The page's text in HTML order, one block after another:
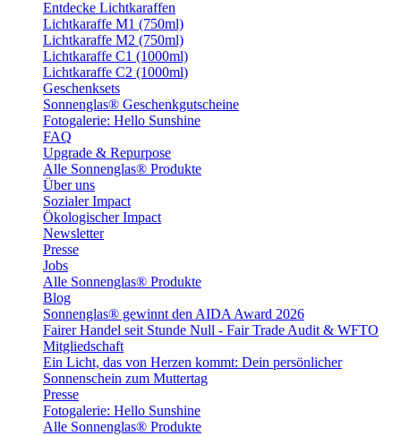
Entdecke Lichtkaraffen
Lichtkaraffe M1 (750ml)
Lichtkaraffe M2 (750ml)
Lichtkaraffe C1 (1000ml)
Lichtkaraffe C2 (1000ml)
Geschenksets
Sonnenglas® Geschenkgutscheine
Fotogalerie: Hello Sunshine
FAQ
Upgrade & Repurpose
Alle Sonnenglas® Produkte
Über uns
Sozialer Impact
Ökologischer Impact
Newsletter
Presse
Jobs
Alle Sonnenglas® Produkte
Blog
Sonnenglas® gewinnt den AIDA Award 2026
Fairer Handel seit Stunde Null - Fair Trade Audit & WFTO
Mitgliedschaft
Ein Licht, das von Herzen kommt: Dein persönlicher
Sonnenschein zum Muttertag
Presse
Fotogalerie: Hello Sunshine
Alle Sonnenglas® Produkte